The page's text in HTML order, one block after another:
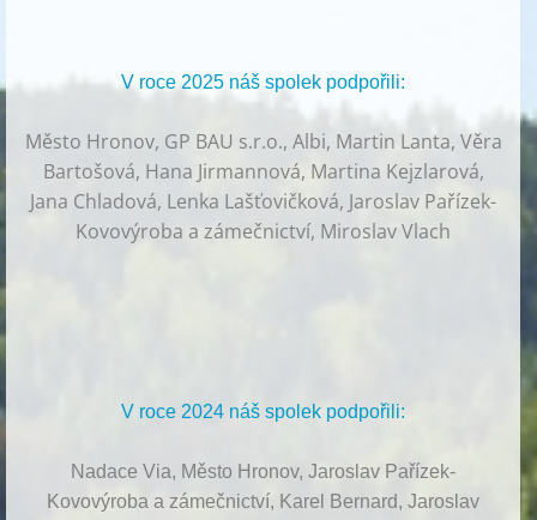
V roce 2025 náš spolek podpořili:
Město Hronov, GP BAU s.r.o., Albi, Martin Lanta, Věra
Bartošová, Hana Jirmannová, Martina Kejzlarová,
Jana Chladová, Lenka Lašťovičková, Jaroslav Pařízek-
Kovovýroba a zámečnictví, Miroslav Vlach
V roce 2024 náš spolek podpořili:
Nadace Via, Město Hronov, Jaroslav Pařízek-
Kovovýroba a zámečnictví, Karel Bernard, Jaroslav